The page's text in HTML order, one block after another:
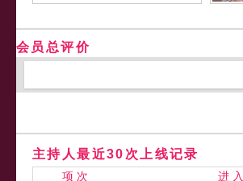
会员总评价
主持人最近30次上线记录
项 次 进